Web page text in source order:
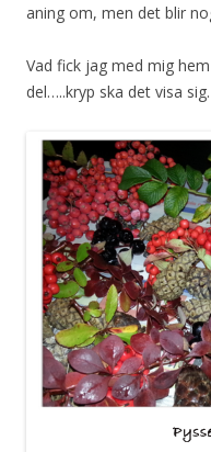
aning om, men det blir
Vad fick jag med mig
del…..kryp ska det visa sig.